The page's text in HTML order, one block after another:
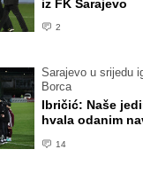
iz FK Sarajevo
2
Sarajevo u srijedu
Borca
Ibričić: Naše
hvala odanim
14